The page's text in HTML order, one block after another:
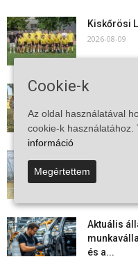
Kiskőrösi
2026-08-09
24 órás
2026-08-09
egy
2026-08-08
Aktuális
és a...
Cookie-k
Az oldal használatával
cookie-k használatához.
információ
Megértettem